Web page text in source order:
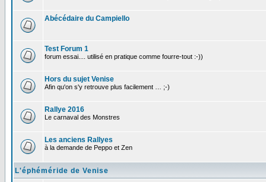
Abécédaire du Campiello
Test Forum 1
forum essai.... utilisé en pratique comme fourre-tout :-))
Hors du sujet Venise
Afin qu'on s'y retrouve plus facilement … ;-)
Rallye 2016
Le carnaval des Monstres
Les anciens Rallyes
à la demande de Peppo et Zen
L'éphéméride de Venise